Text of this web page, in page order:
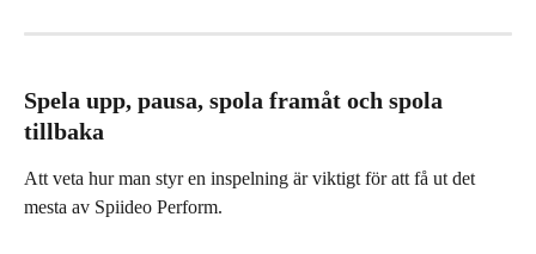
Spela upp, pausa, spola framåt och spola
tillbaka
Att veta hur man styr en inspelning är viktigt för att få ut det
mesta av Spiideo Perform.